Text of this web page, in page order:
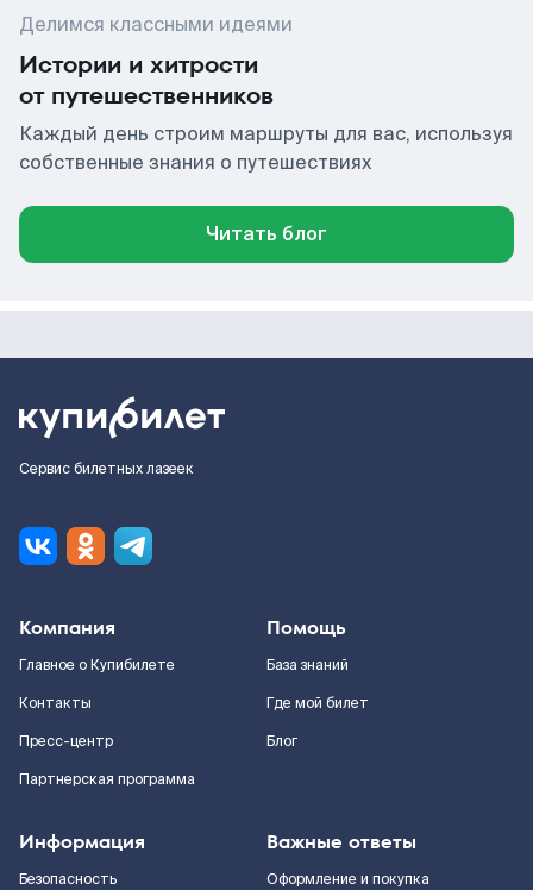
Делимся классными идеями
Истории и хитрости
от путешественников
Каждый день строим маршруты для вас, используя
собственные знания о путешествиях
Читать блог
Сервис билетных лазеек
Компания
Главное о Купибилете
Контакты
Пресс-центр
Партнерская программа
Помощь
База знаний
Где мой билет
Блог
Информация
Безопасность
Важные ответы
Оформление и покупка